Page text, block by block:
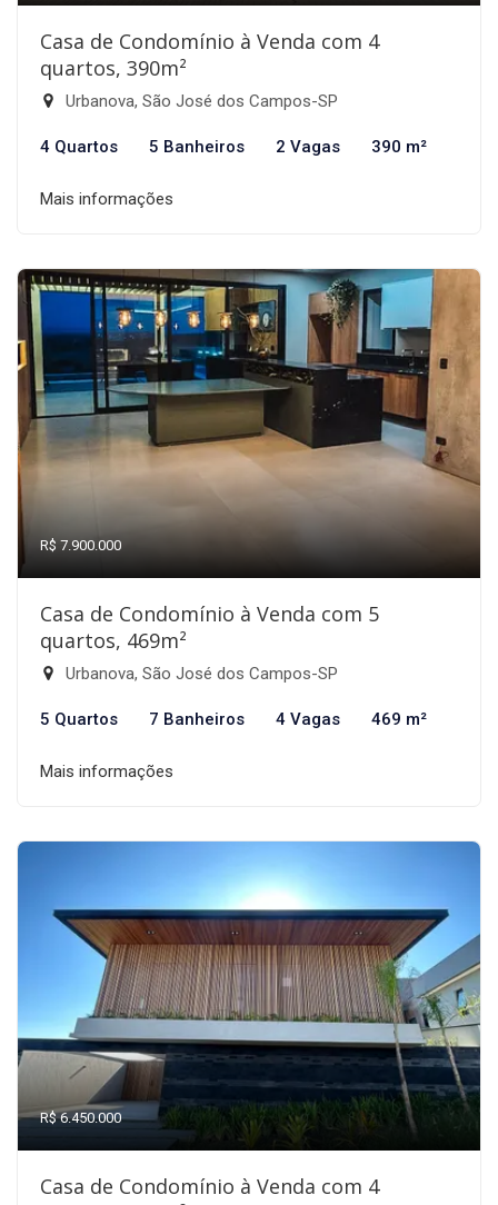
Casa de Condomínio à Venda com 4
quartos, 390m²
Urbanova, São José dos Campos-SP
4 Quartos 5 Banheiros 2 Vagas 390 m²
Mais informações
R$ 7.900.000
Casa de Condomínio à Venda com 5
quartos, 469m²
Urbanova, São José dos Campos-SP
5 Quartos 7 Banheiros 4 Vagas 469 m²
Mais informações
R$ 6.450.000
Casa de Condomínio à Venda com 4